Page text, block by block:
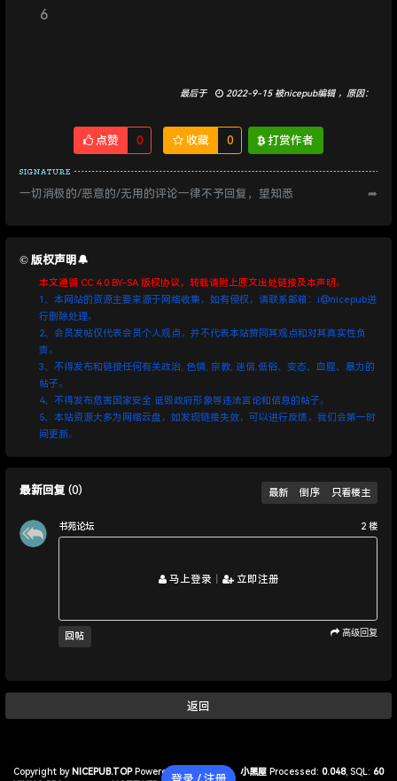
6
最后于 2022-9-15 被nicepub编辑 ，原因：
点赞 0 收藏 0 打赏作者
一切消极的/恶意的/无用的评论一律不予回复，望知悉 ➦
©️ 版权声明🔔
本文遵循 CC 4.0 BY-SA 版权协议，转载请附上原文出处链接及本声明。
1、本网站的资源主要来源于网络收集，如有侵权，请联系邮箱：i@nicepub进
行删除处理。
2、会员发帖仅代表会员个人观点，并不代表本站赞同其观点和对其真实性负
责。
3、不得发布和链接任何有关政治, 色情, 宗教, 迷信.低俗、变态、血腥、暴力的
帖子。
4、不得发布危害国家安全.诋毁政府形象等违法言论和信息的帖子。
5、本站资源大多为网络云盘，如发现链接失效，可以进行反馈，我们会第一时
间更新。
最新回复 (0) 最新 倒序 只看楼主
书苑论坛 2楼
马上登录 丨 立即注册
回帖 高级回复
返回
Copyright by NICEPUB.TOPPowered by
小黑屋 Processed: 0.048, SQL: 60